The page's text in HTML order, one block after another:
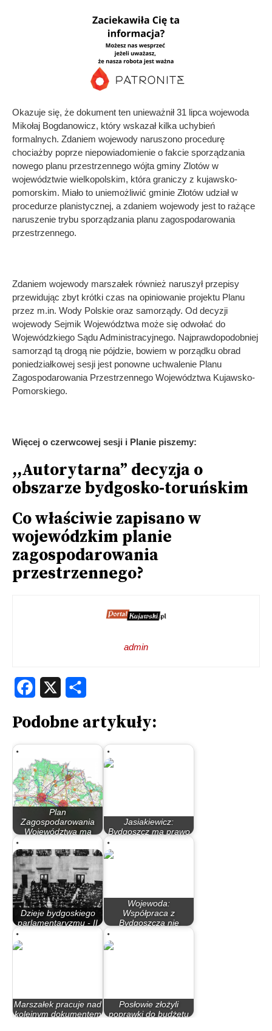
Okazuje się, że dokument ten unieważnił 31 lipca wojewoda
Mikołaj Bogdanowicz, który wskazał kilka uchybień
formalnych. Zdaniem wojewody naruszono procedurę
chociażby poprze niepowiadomienie o fakcie sporządzania
nowego planu przestrzennego wójta gminy Zlotów w
województwie wielkopolskim, która graniczy z kujawsko-
pomorskim. Miało to uniemożliwić gminie Złotów udział w
procedurze planistycznej, a zdaniem wojewody jest to rażące
naruszenie trybu sporządzania planu zagospodarowania
przestrzennego.
Zdaniem wojewody marszałek również naruszył przepisy
przewidując zbyt krótki czas na opiniowanie projektu Planu
przez m.in. Wody Polskie oraz samorządy. Od decyzji
wojewody Sejmik Województwa może się odwołać do
Wojewódzkiego Sądu Administracyjnego. Najprawdopodobniej
samorząd tą drogą nie pójdzie, bowiem w porządku obrad
poniedziałkowej sesji jest ponowne uchwalenie Planu
Zagospodarowania Przestrzennego Województwa Kujawsko-
Pomorskiego.
Więcej o czerwcowej sesji i Planie piszemy:
,,Autorytarna” decyzja o
obszarze bydgosko-toruńskim
Co właściwie zapisano w
wojewódzkim planie
zagospodarowania
przestrzennego?
admin
Facebook
Podobne artykuły:
Plan
Zagospodarowania
Województwa ma
Jasiakiewicz:
Bydgoszcz ma prawo
Dzieje bydgoskiego
parlamentaryzmu - II
Wojewoda:
Współpraca z
Bydgoszczą nie
Marszałek pracuje nad
kolejnym dokumentem
Posłowie złożyli
poprawki do budżetu